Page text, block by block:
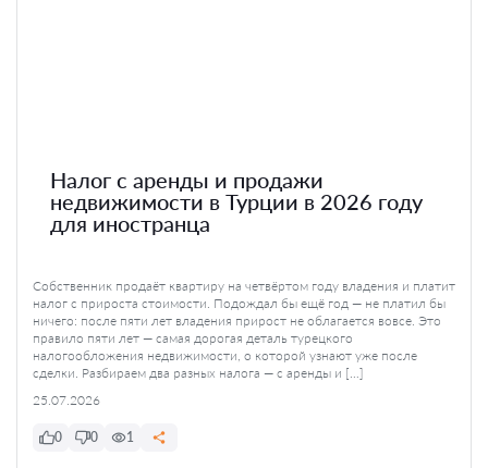
Налог с аренды и продажи
недвижимости в Турции в 2026 году
для иностранца
Собственник продаёт квартиру на четвёртом году владения и платит
налог с прироста стоимости. Подождал бы ещё год — не платил бы
ничего: после пяти лет владения прирост не облагается вовсе. Это
правило пяти лет — самая дорогая деталь турецкого
налогообложения недвижимости, о которой узнают уже после
сделки. Разбираем два разных налога — с аренды и […]
25.07.2026
0 0 1